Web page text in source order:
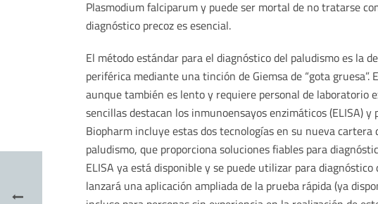
Plasmodium falciparum y puede ser mortal de no tratarse
diagnóstico precoz es esencial.
El método estándar para el diagnóstico del paludismo es la
periférica mediante una tinción de Giemsa de “gota
aunque también es lento y requiere personal de laboratorio
sencillas destacan los inmunoensayos enzimáticos (ELISA)
Biopharm incluye estas dos tecnologías en su nueva cartera
paludismo, que proporciona soluciones fiables para
ELISA ya está disponible y se puede utilizar para
lanzará una aplicación ampliada de la prueba rápida (ya